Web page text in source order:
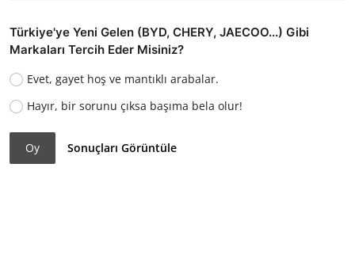
Türkiye'ye Yeni Gelen (BYD, CHERY, JAECOO...) Gibi
Markaları Tercih Eder Misiniz?
Evet, gayet hoş ve mantıklı arabalar.
Hayır, bir sorunu çıksa başıma bela olur!
Oy Sonuçları Görüntüle